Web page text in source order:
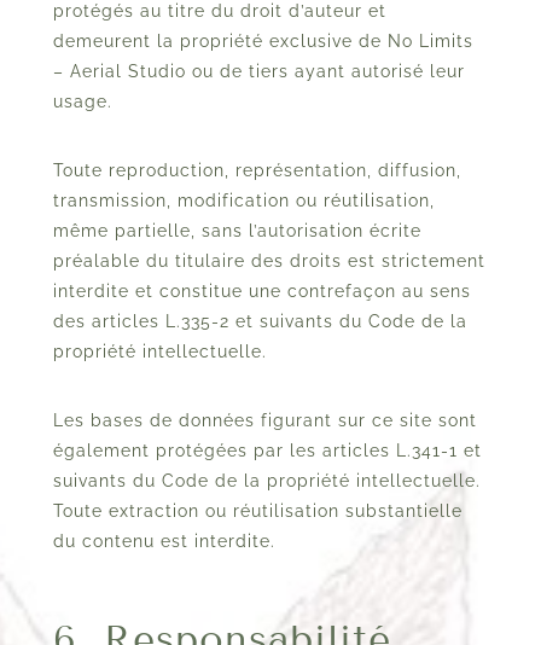
protégés au titre du droit d’auteur et
demeurent la propriété exclusive de No Limits
– Aerial Studio ou de tiers ayant autorisé leur
usage.
Toute reproduction, représentation, diffusion,
transmission, modification ou réutilisation,
même partielle, sans l’autorisation écrite
préalable du titulaire des droits est strictement
interdite et constitue une contrefaçon au sens
des articles L.335-2 et suivants du Code de la
propriété intellectuelle.
Les bases de données figurant sur ce site sont
également protégées par les articles L.341-1 et
suivants du Code de la propriété intellectuelle.
Toute extraction ou réutilisation substantielle
du contenu est interdite.